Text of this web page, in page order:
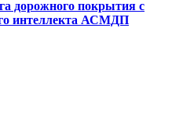
дорожного покрытия с
интеллекта АСМДП